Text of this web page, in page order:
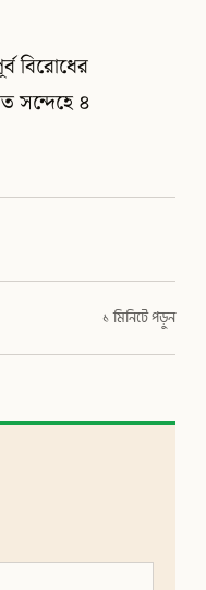
বিরোধের
সন্দেহে ৪
১ মিনিটে পড়ুন